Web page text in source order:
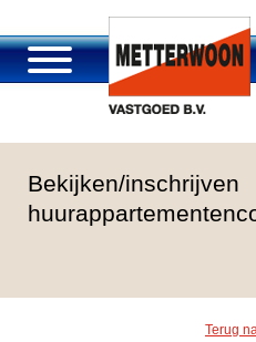
Portfolio
Passage Roosendaal
Bekijken/inschrijven
Terug